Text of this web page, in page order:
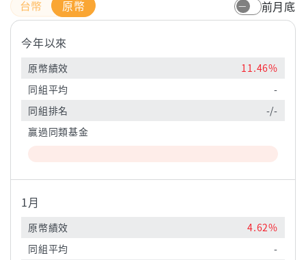
原幣 前月底
今年以來
原幣績效
11.46%
同組平均
-
同組排名
-/-
贏過同類基金
1月
原幣績效
4.62%
同組平均
-